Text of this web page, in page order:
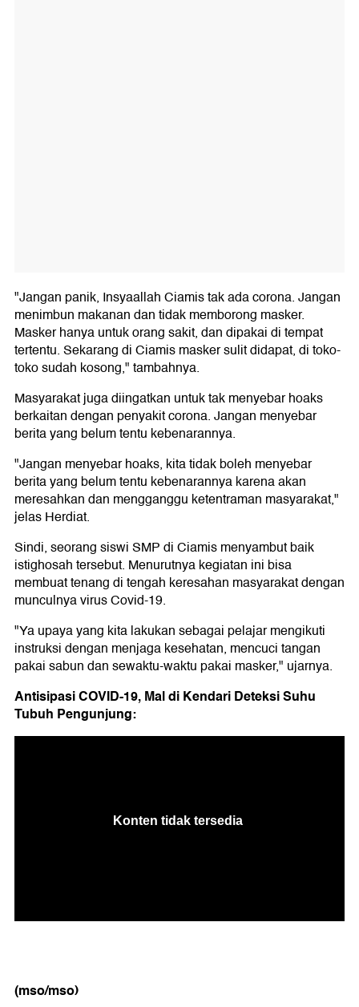
"Jangan panik, Insyaallah Ciamis tak ada corona. Jangan
menimbun makanan dan tidak memborong masker.
Masker hanya untuk orang sakit, dan dipakai di tempat
tertentu. Sekarang di Ciamis masker sulit didapat, di toko-
toko sudah kosong," tambahnya.
Masyarakat juga diingatkan untuk tak menyebar hoaks
berkaitan dengan penyakit corona. Jangan menyebar
berita yang belum tentu kebenarannya.
"Jangan menyebar hoaks, kita tidak boleh menyebar
berita yang belum tentu kebenarannya karena akan
meresahkan dan mengganggu ketentraman masyarakat,"
jelas Herdiat.
Sindi, seorang siswi SMP di Ciamis menyambut baik
istighosah tersebut. Menurutnya kegiatan ini bisa
membuat tenang di tengah keresahan masyarakat dengan
munculnya virus Covid-19.
"Ya upaya yang kita lakukan sebagai pelajar mengikuti
instruksi dengan menjaga kesehatan, mencuci tangan
pakai sabun dan sewaktu-waktu pakai masker," ujarnya.
Antisipasi COVID-19, Mal di Kendari Deteksi Suhu
Tubuh Pengunjung:
(mso/mso)